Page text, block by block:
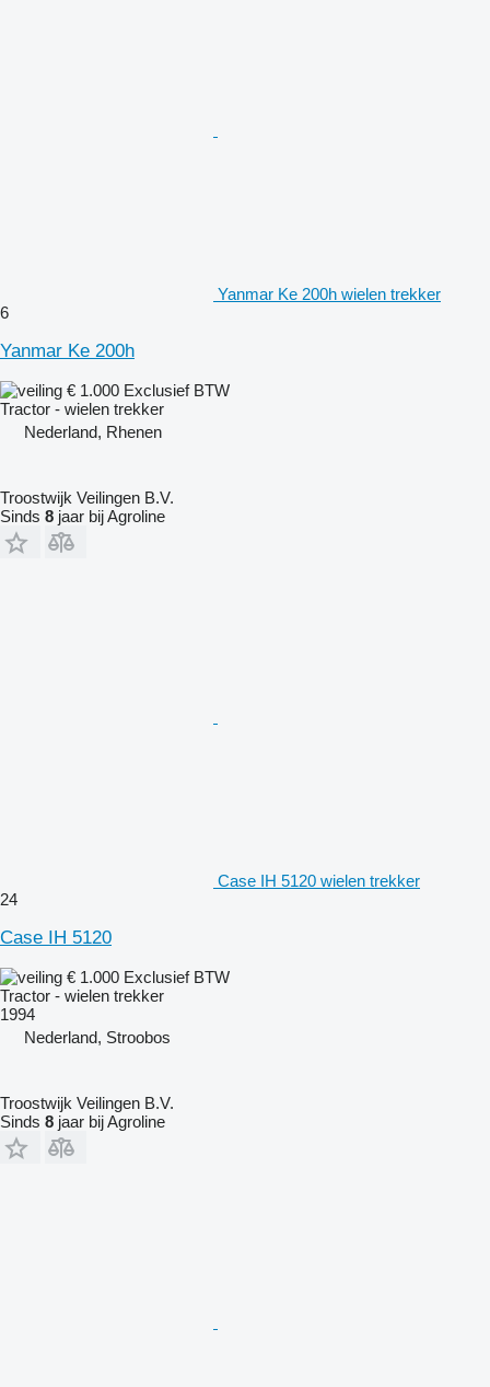
Yanmar Ke 200h wielen trekker
6
Yanmar Ke 200h
€ 1.000 Exclusief BTW
Tractor - wielen trekker
Nederland, Rhenen
Troostwijk Veilingen B.V.
Sinds 8 jaar bij Agroline
Case IH 5120 wielen trekker
24
Case IH 5120
€ 1.000 Exclusief BTW
Tractor - wielen trekker
1994
Nederland, Stroobos
Troostwijk Veilingen B.V.
Sinds 8 jaar bij Agroline